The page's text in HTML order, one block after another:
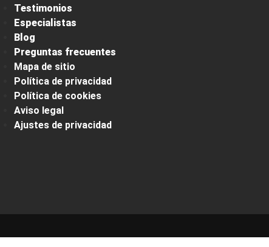
Testimonios
Especialistas
Blog
Preguntas frecuentes
Mapa de sitio
Política de privacidad
Política de cookies
Aviso legal
Ajustes de privacidad